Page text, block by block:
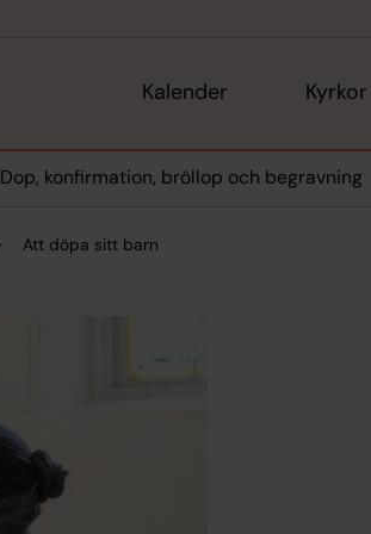
Kalender Kyrkor
Dop, konfirmation, bröllop och begravning
Att döpa sitt barn